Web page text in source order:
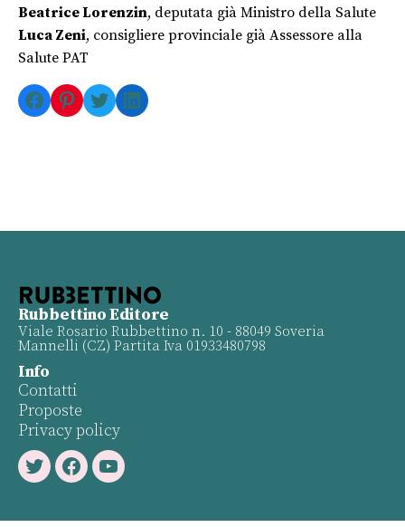
Beatrice Lorenzin, deputata già Ministro della Salute
Luca Zeni, consigliere provinciale già Assessore alla
Salute PAT
Facebook
Pinterest
TwitterLinkedIn
Rubbettino Editore
Viale Rosario Rubbettino n. 10 - 88049 Soveria
Mannelli (CZ) Partita Iva 01933480798
Info
Contatti
Proposte
Privacy policy
TwitterFacebookYoutube